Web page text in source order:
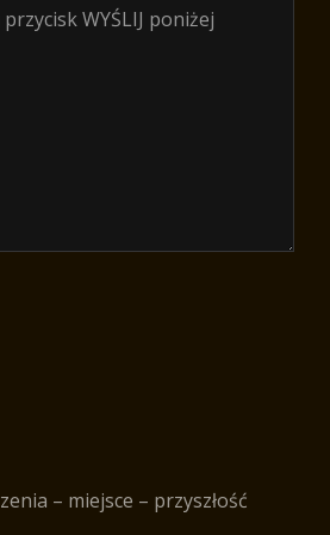
– miejsce – przyszłość